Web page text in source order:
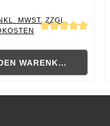
MWST. ZZGL.
WARENKORB